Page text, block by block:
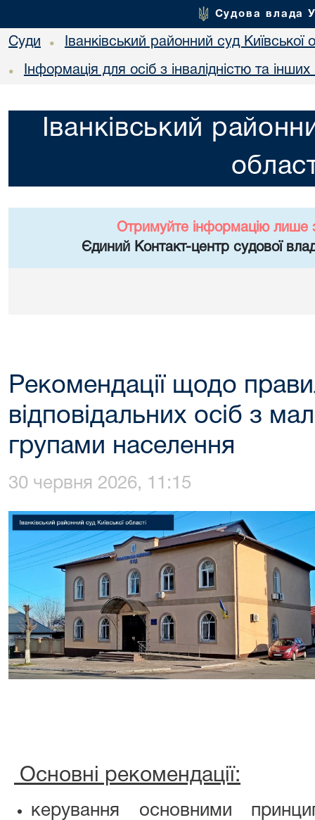
Судова влада
Суди • Іванківський районний суд Київської
• Інформація для осіб з інвалідністю та
Іванківський
Отримуйте інформацію лише
Єдиний Контакт-центр судової
Рекомендації щодо
відповідальних осіб з
групами населення
30 червня 2026, 11:15
Основні рекомендації:
керування основними